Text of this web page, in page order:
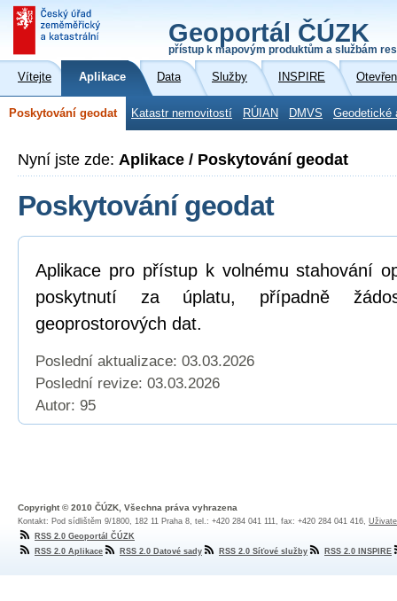
Geoportál ČÚZK
přístup k mapovým produktům a službám
Vítejte Aplikace Data Služby INSPIRE
Poskytování geodat Katastr nemovitostí RÚIAN DMVS Geodetické
Nyní jste zde: Aplikace / Poskytování geodat
Poskytování geodat
Aplikace pro přístup k volnému stahování
poskytnutí za úplatu, případně
geoprostorových dat.
Poslední aktualizace: 03.03.2026
Poslední revize: 03.03.2026
Autor: 95
Copyright © 2010 ČÚZK, Všechna práva vyhrazena
Kontakt: Pod sídlištěm 9/1800, 182 11 Praha 8, tel.: +420 284 041 111, fax: +420 284 041 416,
RSS 2.0 Geoportál ČÚZK
RSS 2.0 Aplikace
RSS 2.0 Datové sady RSS 2.0 Síťové služby RSS 2.0 INSPIRE